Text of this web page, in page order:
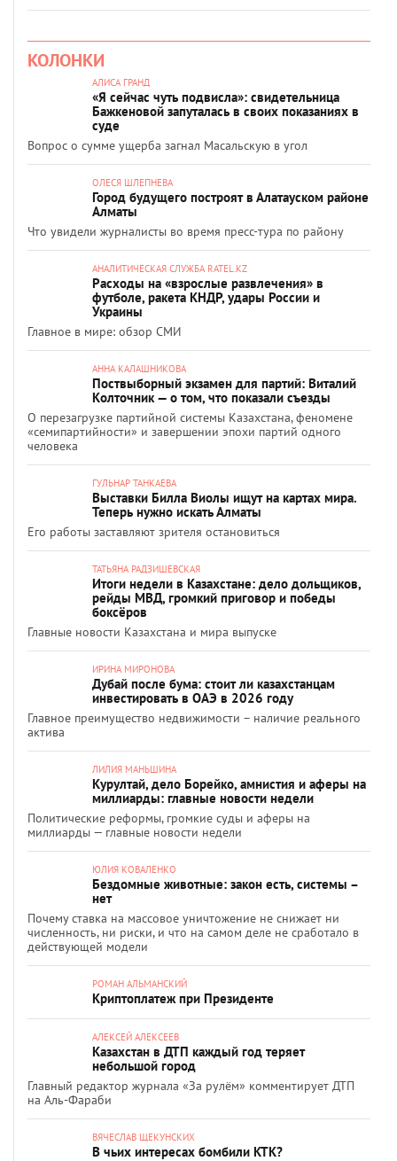
КОЛОНКИ
АЛИСА ГРАНД
«Я сейчас чуть подвисла»: свидетельница
Бажкеновой запуталась в своих показаниях в
суде
Вопрос о сумме ущерба загнал Масальскую в угол
ОЛЕСЯ ШЛЕПНЕВА
Город будущего построят в Алатауском районе
Алматы
Что увидели журналисты во время пресс-тура по району
АНАЛИТИЧЕСКАЯ СЛУЖБА RATEL.KZ
Расходы на «взрослые развлечения» в
футболе, ракета КНДР, удары России и
Украины
Главное в мире: обзор СМИ
АННА КАЛАШНИКОВА
Поствыборный экзамен для партий: Виталий
Колточник — о том, что показали съезды
О перезагрузке партийной системы Казахстана, феномене
«семипартийности» и завершении эпохи партий одного
человека
ГУЛЬНАР ТАНКАЕВА
Выставки Билла Виолы ищут на картах мира.
Теперь нужно искать Алматы
Его работы заставляют зрителя остановиться
ТАТЬЯНА РАДЗИШЕВСКАЯ
Итоги недели в Казахстане: дело дольщиков,
рейды МВД, громкий приговор и победы
боксёров
Главные новости Казахстана и мира выпуске
ИРИНА МИРОНОВА
Дубай после бума: стоит ли казахстанцам
инвестировать в ОАЭ в 2026 году
Главное преимущество недвижимости – наличие реального
актива
ЛИЛИЯ МАНЬШИНА
Курултай, дело Борейко, амнистия и аферы на
миллиарды: главные новости недели
Политические реформы, громкие суды и аферы на
миллиарды — главные новости недели
ЮЛИЯ КОВАЛЕНКО
Бездомные животные: закон есть, системы –
нет
Почему ставка на массовое уничтожение не снижает ни
численность, ни риски, и что на самом деле не сработало в
действующей модели
РОМАН АЛЬМАНСКИЙ
Криптоплатеж при Президенте
АЛЕКСЕЙ АЛЕКСЕЕВ
Казахстан в ДТП каждый год теряет
небольшой город
Главный редактор журнала «За рулём» комментирует ДТП
на Аль-Фараби
ВЯЧЕСЛАВ ЩЕКУНСКИХ
В чьих интересах бомбили КТК?